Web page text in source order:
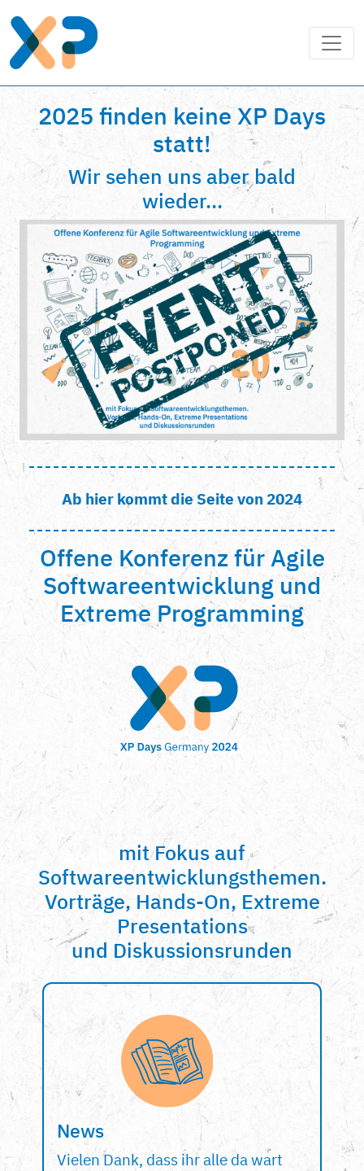
2025 finden keine XP Days
statt!
Wir sehen uns aber bald
wieder...
Ab hier kommt die Seite von 2024
Offene Konferenz für Agile
Softwareentwicklung und
Extreme Programming
mit Fokus auf
Softwareentwicklungsthemen.
Vorträge, Hands-On, Extreme
Presentations
und Diskussionsrunden
News
Vielen Dank, dass ihr alle da wart